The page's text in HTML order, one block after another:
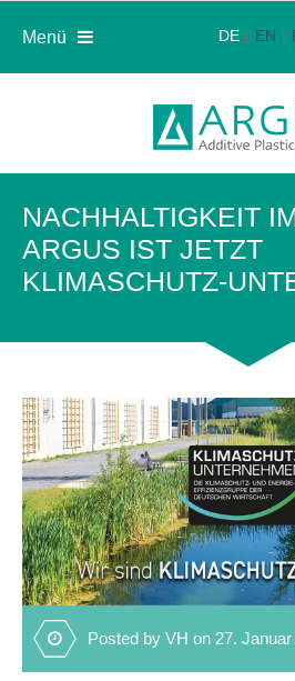
Menü DE EN
NACHHALTIGKEIT
ARGUS IST JETZT
KLIMASCHUTZ-
Posted by VH on 27. Januar